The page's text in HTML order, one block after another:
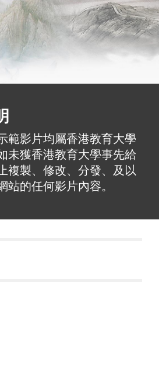
範影片均屬香港教育大學
未獲香港教育大學事先給
複製、修改、分發、及以
站的任何影片內容。